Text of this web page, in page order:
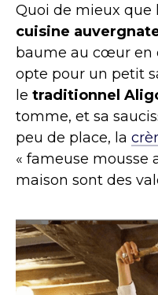
Quoi de mieux que
cuisine
baume au cœur en
opte pour un petit
le traditionnel
tomme, et sa
peu de place, la
« fameuse mousse
maison sont des